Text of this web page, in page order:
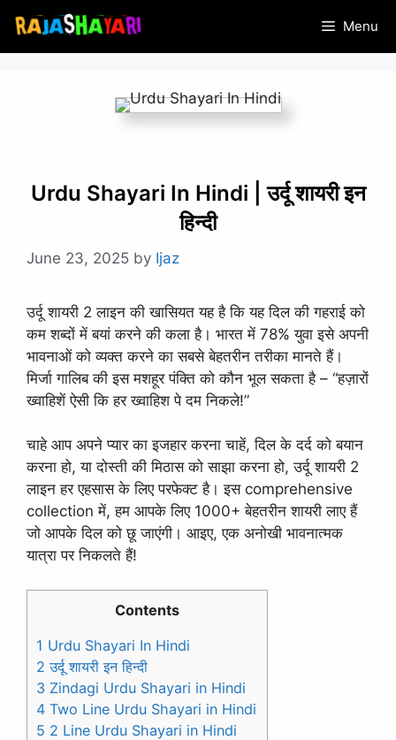
content
Menu
Urdu Shayari In Hindi | उर्दू शायरी इन
हिन्दी
June 23, 2025 by Ijaz
उर्दू शायरी 2 लाइन की खासियत यह है कि यह दिल की गहराई को
कम शब्दों में बयां करने की कला है। भारत में 78% युवा इसे अपनी
भावनाओं को व्यक्त करने का सबसे बेहतरीन तरीका मानते हैं।
मिर्जा गालिब की इस मशहूर पंक्ति को कौन भूल सकता है – “हज़ारों
ख्वाहिशें ऐसी कि हर ख्वाहिश पे दम निकले!”
चाहे आप अपने प्यार का इजहार करना चाहें, दिल के दर्द को बयान
करना हो, या दोस्ती की मिठास को साझा करना हो, उर्दू शायरी 2
लाइन हर एहसास के लिए परफेक्ट है। इस comprehensive
collection में, हम आपके लिए 1000+ बेहतरीन शायरी लाए हैं
जो आपके दिल को छू जाएंगी। आइए, एक अनोखी भावनात्मक
यात्रा पर निकलते हैं!
Contents
1 Urdu Shayari In Hindi
2 उर्दू शायरी इन हिन्दी
3 Zindagi Urdu Shayari in Hindi
4 Two Line Urdu Shayari in Hindi
5 2 Line Urdu Shayari in Hindi